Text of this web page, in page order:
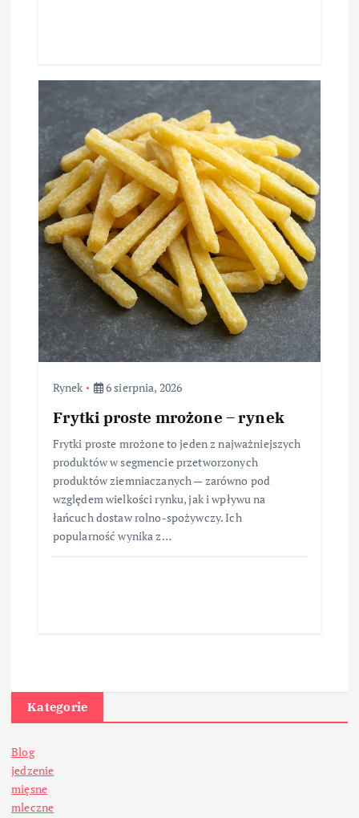
Rynek 6 sierpnia, 2026
Frytki proste mrożone – rynek
Frytki proste mrożone to jeden z najważniejszych
produktów w segmencie przetworzonych
produktów ziemniaczanych — zarówno pod
względem wielkości rynku, jak i wpływu na
łańcuch dostaw rolno-spożywczy. Ich
popularność wynika z…
Kategorie
Blog
jedzenie
mięsne
mleczne